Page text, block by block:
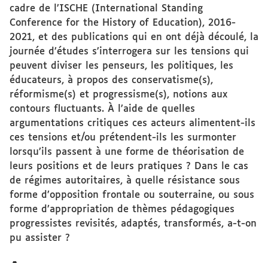
cadre de l’ISCHE (International Standing
Conference for the History of Education), 2016-
2021, et des publications qui en ont déjà découlé, la
journée d’études s’interrogera sur les tensions qui
peuvent diviser les penseurs, les politiques, les
éducateurs, à propos des conservatisme(s),
réformisme(s) et progressisme(s), notions aux
contours fluctuants. À l’aide de quelles
argumentations critiques ces acteurs alimentent-ils
ces tensions et/ou prétendent-ils les surmonter
lorsqu’ils passent à une forme de théorisation de
leurs positions et de leurs pratiques ? Dans le cas
de régimes autoritaires, à quelle résistance sous
forme d’opposition frontale ou souterraine, ou sous
forme d’appropriation de thèmes pédagogiques
progressistes revisités, adaptés, transformés, a-t-on
pu assister ?